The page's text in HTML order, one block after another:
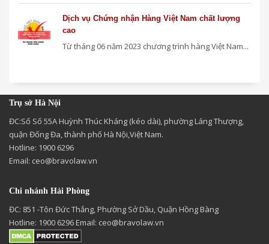
Dịch vụ Chứng nhận Hàng Việt Nam chất lượng
cao
Từ tháng 06 năm 2023 chương trình hàng Việt Nam...
Trụ sở Hà Nội
ĐC:Số Số 55A Huỳnh Thúc Kháng (kéo dài), phường Láng Thượng,
quận Đống Đa, thành phố Hà Nội,Việt Nam.
Hotline: 1900 6296
Email: ceo@bravolaw.vn
Chi nhánh Hải Phòng
ĐC: 851 -Tôn Đức Thắng, Phường Sở Dầu, Quận Hồng Bàng
Hotline: 1900 6296 Email: ceo@bravolaw.vn